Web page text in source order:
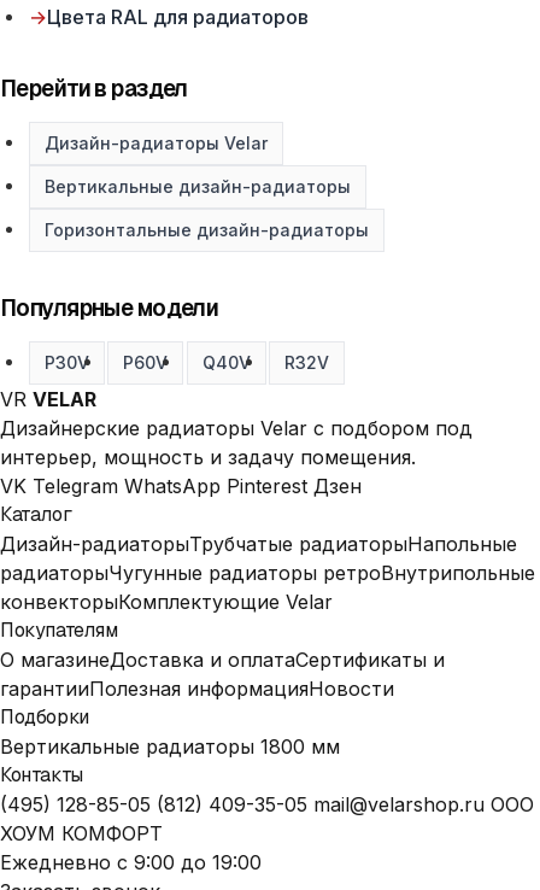
→Цвета RAL для радиаторов
Перейти в раздел
Дизайн-радиаторы Velar
Вертикальные дизайн-радиаторы
Горизонтальные дизайн-радиаторы
Популярные модели
P30V P60V Q40V R32V
VR VELAR
Дизайнерские радиаторы Velar с подбором под
интерьер, мощность и задачу помещения.
VK Telegram WhatsApp Pinterest Дзен
Каталог
Дизайн-радиаторыТрубчатые радиаторыНапольные
радиаторыЧугунные радиаторы ретроВнутрипольные
конвекторыКомплектующие Velar
Покупателям
О магазинеДоставка и оплатаСертификаты и
гарантииПолезная информацияНовости
Подборки
Вертикальные радиаторы 1800 мм
Контакты
(495) 128-85-05 (812) 409-35-05 mail@velarshop.ru ООО
ХОУМ КОМФОРТ
Ежедневно с 9:00 до 19:00